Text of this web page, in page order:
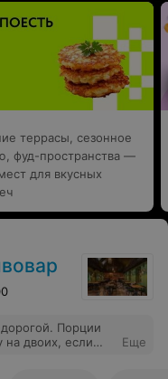
террасы, сезонное
фуд-пространства —
для вкусных
Порции
двоих, если
Еще